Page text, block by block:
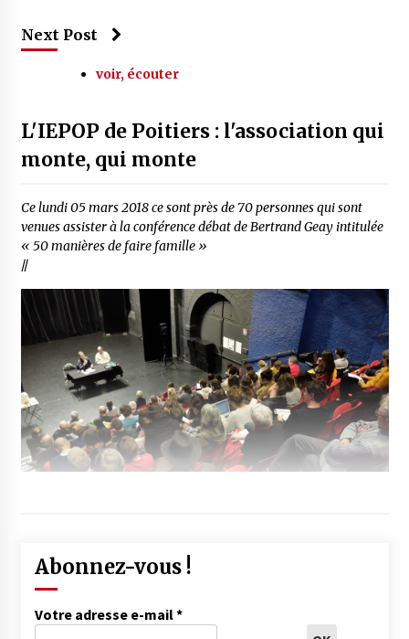
Next Post
voir, écouter
L'IEPOP de Poitiers : l'association qui
monte, qui monte
Ce lundi 05 mars 2018 ce sont près de 70 personnes qui sont
venues assister à la conférence débat de Bertrand Geay intitulée
« 50 manières de faire famille »
//
Abonnez-vous !
Votre adresse e-mail*